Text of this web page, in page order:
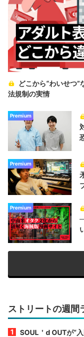
どこから“わいせつ
法規制の実情
Premium
Premium
Premium
ストリートの週間
SOUL＇d OUTが“